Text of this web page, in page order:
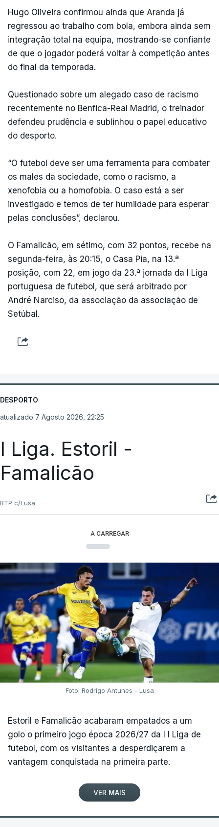
Hugo Oliveira confirmou ainda que Aranda já
regressou ao trabalho com bola, embora ainda sem
integração total na equipa, mostrando-se confiante
de que o jogador poderá voltar à competição antes
do final da temporada.
Questionado sobre um alegado caso de racismo
recentemente no Benfica-Real Madrid, o treinador
defendeu prudência e sublinhou o papel educativo
do desporto.
“O futebol deve ser uma ferramenta para combater
os males da sociedade, como o racismo, a
xenofobia ou a homofobia. O caso está a ser
investigado e temos de ter humildade para esperar
pelas conclusões”, declarou.
O Famalicão, em sétimo, com 32 pontos, recebe na
segunda-feira, às 20:15, o Casa Pia, na 13.ª
posição, com 22, em jogo da 23.ª jornada da I Liga
portuguesa de futebol, que será arbitrado por
André Narciso, da associação da associação de
Setúbal.
DESPORTO
atualizado 7 Agosto 2026, 22:25
I Liga. Estoril -
Famalicão
RTP c/Lusa
A CARREGAR
Foto: Rodrigo Antunes - Lusa
Estoril e Famalicão acabaram empatados a um
golo o primeiro jogo época 2026/27 da I I Liga de
futebol, com os visitantes a desperdiçarem a
vantagem conquistada na primeira parte.
VER MAIS